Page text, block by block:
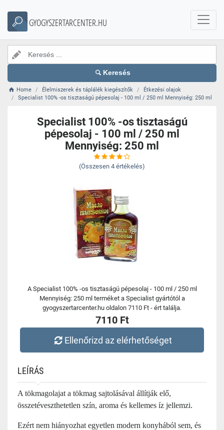
GYOGYSZERTARCENTER.HU
Keresés
Home Élelmiszerek és táplálék kiegészítők
Étkezési olajok
Specialist 100% -os tisztaságú pépesolaj - 100 ml / 250 ml Mennyiség: 250 ml
Specialist 100% -os tisztaságú
pépesolaj - 100 ml / 250 ml
Mennyiség: 250 ml
(Összesen 4 értékelés)
A Specialist 100% -os tisztaságú pépesolaj - 100 ml / 250 ml
Mennyiség: 250 ml terméket a Specialist gyártótól a
gyogyszertarcenter.hu oldalon 7110 Ft - ért találja.
7110 Ft
Ellenőrizd az elérhetőséget
LEÍRÁS
A tökmagolajat a tökmag sajtolásával állítják elő,
összetéveszthetetlen szín, aroma és kellemes íz jellemzi.
Ezért nem hiányozhat egyetlen modern konyhából sem, és